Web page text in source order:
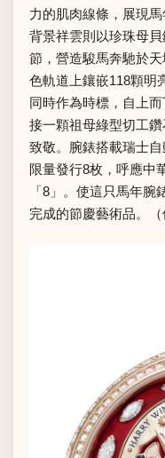
力的肌肉線條，展現
背景祥雲則以珍珠母
節，營造駿馬奔馳於
色軌道上鑲嵌118顆明
同時作為時標，自上
接一顆祖母綠型切工
致敬。腕錶搭載瑞士
限量發行8枚，呼應中
「8」。使這只馬年
完成的節慶藝術品。（